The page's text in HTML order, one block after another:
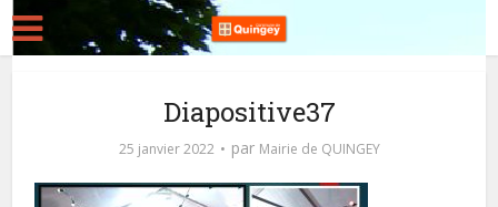
Diapositive37
25 janvier 2022 par Mairie de QUINGEY